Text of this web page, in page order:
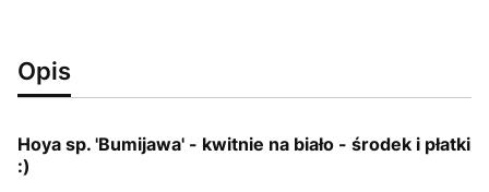
Opis
Hoya sp. 'Bumijawa' - kwitnie na biało - środek i płatki
:)